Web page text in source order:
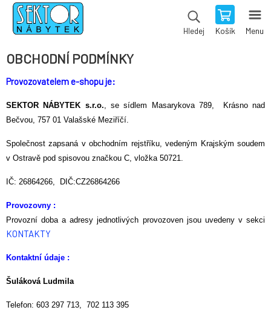
Hledej Košík Menu
OBCHODNÍ PODMÍNKY
Provozovatelem e-shopu je:
SEKTOR NÁBYTEK s.r.o.
se sídlem Masarykova 789, Krásno nad
Bečvou, 757 01 Valašské Meziříčí.
Společnost zapsaná v obchodním rejstříku, vedeným Krajským soudem
v Ostravě pod spisovou značkou C, vložka 50721.
IČ: 26864266, DIČ:CZ26864266
Provozovny :
Provozní doba a adresy jednotlivých provozoven jsou uvedeny v sekci
KONTAKTY
Kontaktní údaje :
Šuláková Ludmila
Telefon: 603 297 713, 702 113 395